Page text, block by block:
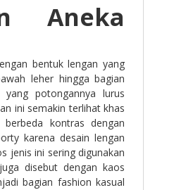
Aneka
bentuk lengan yang
leher hingga bagian
potongannya lurus
ini semakin terlihat khas
kontras dengan
karena desain lengan
jenis ini sering digunakan
disebut dengan kaos
bagian fashion kasual